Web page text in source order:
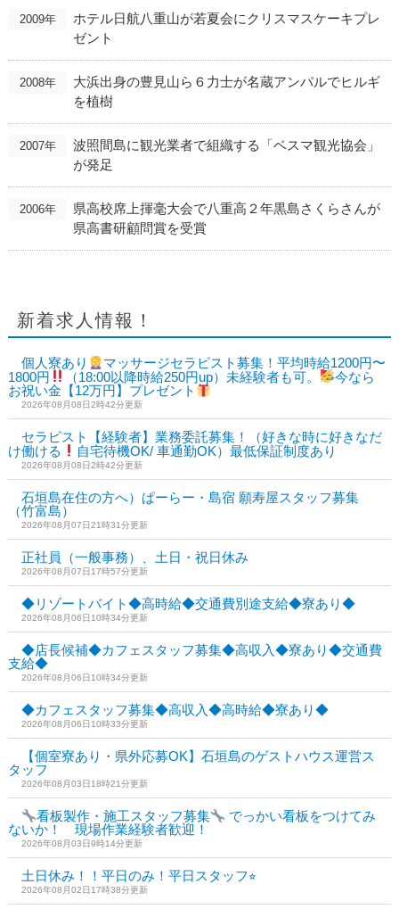
2009年
ホテル日航八重山が若夏会にクリスマスケーキプレ
ゼント
2008年
大浜出身の豊見山ら６力士が名蔵アンパルでヒルギ
を植樹
2007年
波照間島に観光業者で組織する「ベスマ観光協会」
が発足
2006年
県高校席上揮毫大会で八重高２年黒島さくらさんが
県高書研顧問賞を受賞
新着求人情報！
個人寮あり
マッサージセラピスト募集！平均時給1200円〜
1800円
（18:00以降時給250円up）未経験者も可。
今なら
お祝い金【12万円】プレゼント
2026年08月08日2時42分更新
セラピスト【経験者】業務委託募集！（好きな時に好きなだ
け働ける
自宅待機OK/ 車通勤OK）最低保証制度あり
2026年08月08日2時42分更新
石垣島在住の方へ）ぱーらー・島宿 願寿屋スタッフ募集
（竹富島）
2026年08月07日21時31分更新
正社員（一般事務）、土日・祝日休み
2026年08月07日17時57分更新
◆リゾートバイト◆高時給◆交通費別途支給◆寮あり◆
2026年08月06日10時34分更新
◆店長候補◆カフェスタッフ募集◆高収入◆寮あり◆交通費
支給◆
2026年08月06日10時34分更新
◆カフェスタッフ募集◆高収入◆高時給◆寮あり◆
2026年08月06日10時33分更新
【個室寮あり・県外応募OK】石垣島のゲストハウス運営ス
タッフ
2026年08月03日18時21分更新
看板製作・施工スタッフ募集
でっかい看板をつけてみ
ないか！ 現場作業経験者歓迎！
2026年08月03日9時14分更新
土日休み！！平日のみ！平日スタッフ⭐︎
2026年08月02日17時38分更新